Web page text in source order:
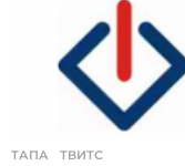
ТАПА ,ТВИТС